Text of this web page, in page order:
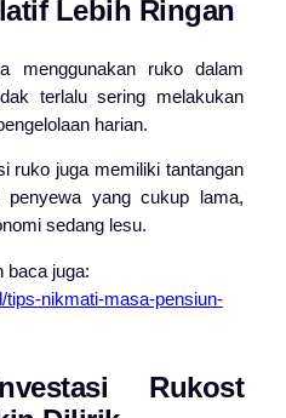
Lebih Ringan
menggunakan ruko dalam
terlalu sering melakukan
harian.
ruko juga memiliki tantangan
penyewa yang cukup lama,
sedang lesu.
baca juga:
tips-nikmati-masa-pensiun-
Rukost